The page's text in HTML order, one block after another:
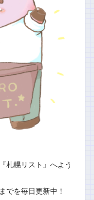
札幌リスト』へよう
でを毎日更新中！